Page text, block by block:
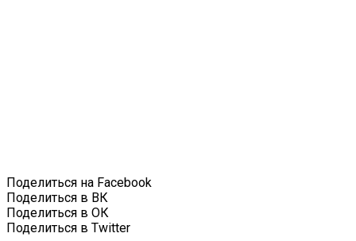
Поделиться на Facebook
Поделиться в ВК
Поделиться в ОК
Поделиться в Twitter